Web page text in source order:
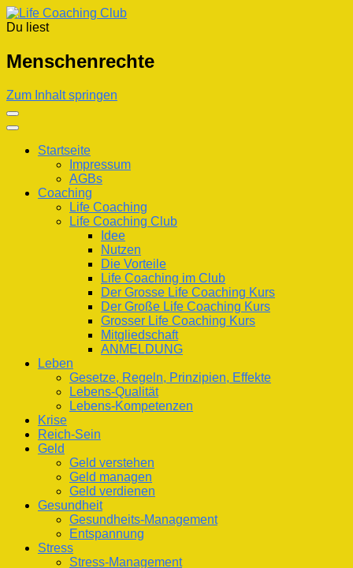
Du liest
Menschenrechte
Zum Inhalt springen
Startseite
Impressum
AGBs
Coaching
Life Coaching
Life Coaching Club
Idee
Nutzen
Die Vorteile
Life Coaching im Club
Der Grosse Life Coaching Kurs
Der Große Life Coaching Kurs
Grosser Life Coaching Kurs
Mitgliedschaft
ANMELDUNG
Leben
Gesetze, Regeln, Prinzipien, Effekte
Lebens-Qualität
Lebens-Kompetenzen
Krise
Reich-Sein
Geld
Geld verstehen
Geld managen
Geld verdienen
Gesundheit
Gesundheits-Management
Entspannung
Stress
Stress-Management